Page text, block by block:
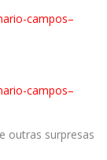
campos–
campos–
outras surpresas